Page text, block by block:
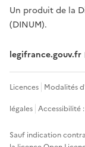
Un produit de la
(DINUM).
legifrance.gouv.fr
Licences Modalités
légales Accessibilité
Sauf indication